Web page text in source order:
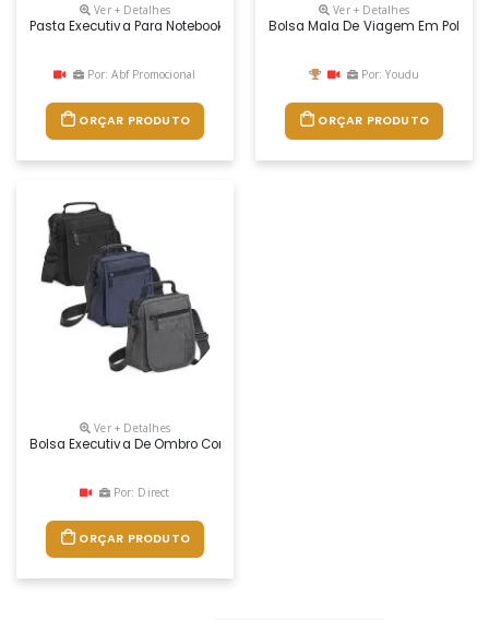
Ver + Detalhes
Pasta Executiva Para Notebook 15 Polegadas. Confeccionada Em
Por: Abf Promocional
ORÇAR PRODUTO
Ver + Detalhes
Bolsa Mala De Viagem Em
Por: Youdu
ORÇAR PRODUTO
Ver + Detalhes
Bolsa Executiva De Ombro Com 4 Compartimentos
Por: Direct
ORÇAR PRODUTO